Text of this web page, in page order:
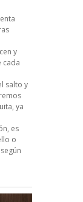
y
cada
salto y
ya
es
o